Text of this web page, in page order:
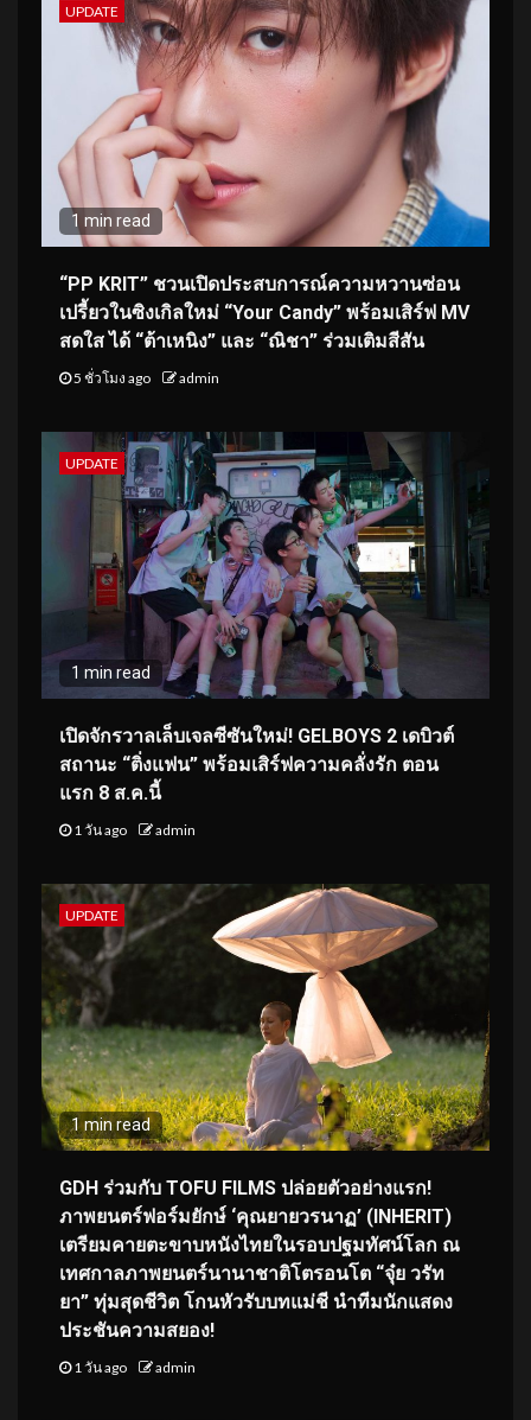
UPDATE
1 min read
“PP KRIT” ชวนเปิดประสบการณ์ความหวานซ่อน
เปรี้ยวในซิงเกิลใหม่ “Your Candy” พร้อมเสิร์ฟ MV
สดใส ได้ “ต้าเหนิง” และ “ณิชา” ร่วมเติมสีสัน
5 ชั่วโมง ago admin
UPDATE
1 min read
เปิดจักรวาลเล็บเจลซีซันใหม่! GELBOYS 2 เดบิวต์
สถานะ “ติ่งแฟน” พร้อมเสิร์ฟความคลั่งรัก ตอน
แรก 8 ส.ค.นี้
1 วัน ago admin
UPDATE
1 min read
GDH ร่วมกับ TOFU FILMS ปล่อยตัวอย่างแรก!
ภาพยนตร์ฟอร์มยักษ์ ‘คุณยายวรนาฏ’ (INHERIT)
เตรียมคายตะขาบหนังไทยในรอบปฐมทัศน์โลก ณ
เทศกาลภาพยนตร์นานาชาติโตรอนโต “จุ๋ย วรัท
ยา” ทุ่มสุดชีวิต โกนหัวรับบทแม่ชี นำทีมนักแสดง
ประชันความสยอง!
1 วัน ago admin